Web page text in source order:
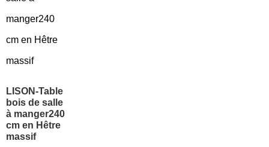
LISON-Table
bois de salle
à manger240
cm en Hêtre
massif